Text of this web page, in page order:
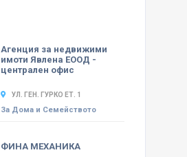
Агенция за недвижими
имоти Явлена ЕООД -
централен офис
УЛ. ГЕН. ГУРКО ЕТ. 1
За Дома и Семейството
ФИНА МЕХАНИКА